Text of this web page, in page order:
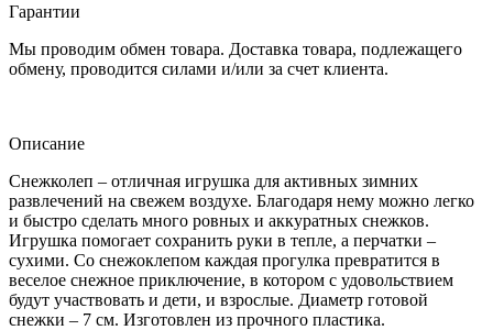
Гарантии
Мы проводим обмен товара. Доставка товара, подлежащего
обмену, проводится силами и/или за счет клиента.
Описание
Снежколеп – отличная игрушка для активных зимних
развлечений на свежем воздухе. Благодаря нему можно легко
и быстро сделать много ровных и аккуратных снежков.
Игрушка помогает сохранить руки в тепле, а перчатки –
сухими. Со снежоклепом каждая прогулка превратится в
веселое снежное приключение, в котором с удовольствием
будут участвовать и дети, и взрослые. Диаметр готовой
снежки – 7 см. Изготовлен из прочного пластика.